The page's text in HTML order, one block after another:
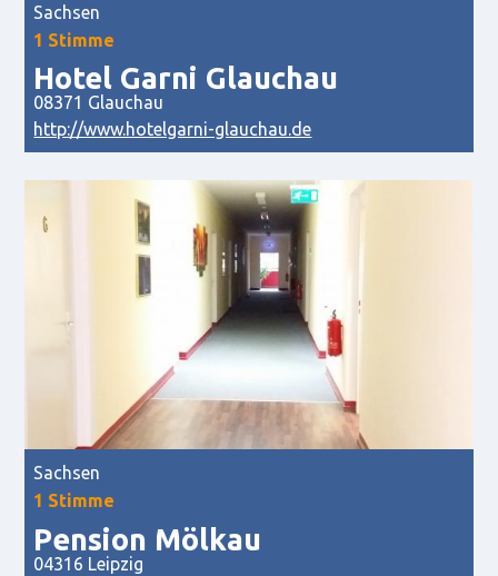
Sachsen
1 Stimme
Hotel Garni Glauchau
08371 Glauchau
http://www.hotelgarni-glauchau.de
Sachsen
1 Stimme
Pension Mölkau
04316 Leipzig